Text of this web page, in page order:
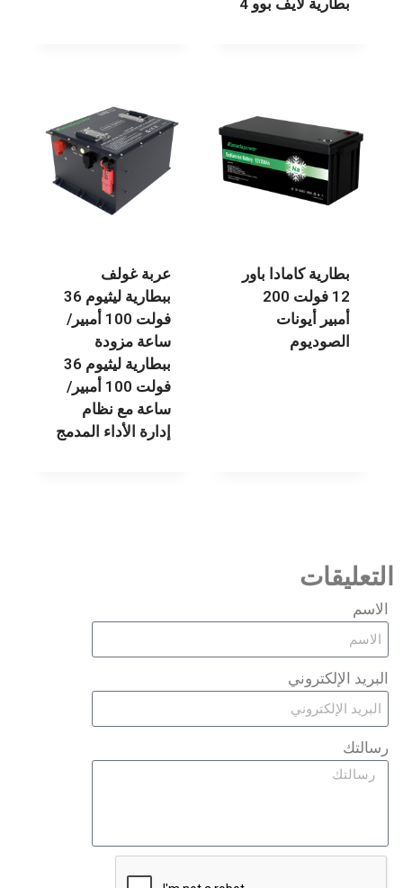
بطارية لايف بوو 4
بطارية كامادا باور
12 فولت 200
أمبير أيونات
الصوديوم
عربة غولف
ببطارية ليثيوم 36
فولت 100 أمبير/
ساعة مزودة
ببطارية ليثيوم 36
فولت 100 أمبير/
ساعة مع نظام
إدارة الأداء المدمج
التعليقات
الاسم
البريد الإلكتروني
رسالتك